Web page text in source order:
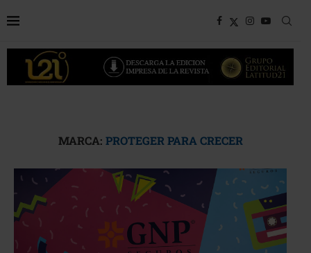
MARCA: PROTEGER PARA CRECER